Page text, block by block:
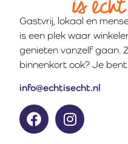
Gastvrij, lokaal en
is een plek waar
genieten vanzelf gaan.
binnenkort ook? Je
info@echtisecht.nl